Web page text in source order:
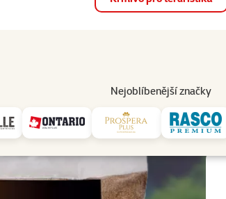
Nejoblíbenější značky
Prodejny Služby
písek Rataj La paz sand 2l